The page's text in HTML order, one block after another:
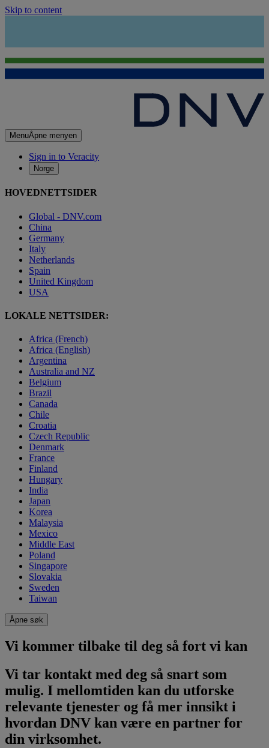
Skip to content
MenuÅpne menyen
Sign in to Veracity
Norge
HOVEDNETTSIDER
Global - DNV.com
China
Germany
Italy
Netherlands
Spain
United Kingdom
USA
LOKALE NETTSIDER:
Africa (French)
Africa (English)
Argentina
Australia and NZ
Belgium
Brazil
Canada
Chile
Croatia
Czech Republic
Denmark
France
Finland
Hungary
India
Japan
Korea
Malaysia
Mexico
Middle East
Poland
Singapore
Slovakia
Sweden
Taiwan
Åpne søk
Vi kommer tilbake til deg så fort vi kan
Vi tar kontakt med deg så snart som
mulig. I mellomtiden kan du utforske
relevante tjenester og få mer innsikt i
hvordan DNV kan være en partner for
din virksomhet.